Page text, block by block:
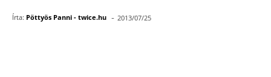
Írta: Pöttyös Panni - twice.hu - 2013/07/25